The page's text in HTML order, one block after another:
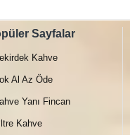
Sayfalar
Kahve
Al Az Öde
Yanı Fincan
Kahve